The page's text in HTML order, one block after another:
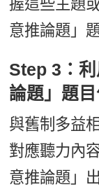
握這些主題
意推論題」
Step 3：
論題」題
與舊制多益
對應聽力內
意推論題」